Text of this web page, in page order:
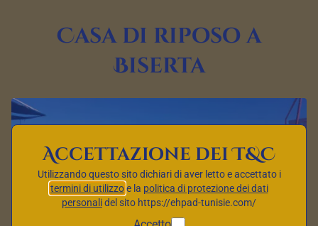
Casa di riposo a
Biserta
Accettazione dei T&C
Utilizzando questo sito dichiari di aver letto e accettato i
termini di utilizzoe la politica di protezione dei dati
personalidel sito https://ehpad-tunisie.com/